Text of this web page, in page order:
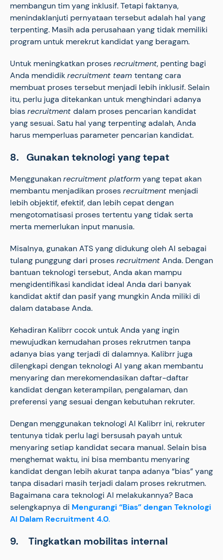
membangun tim yang inklusif. Tetapi faktanya,
menindaklanjuti pernyataan tersebut adalah hal yang
terpenting. Masih ada perusahaan yang tidak memiliki
program untuk merekrut kandidat yang beragam.
Untuk meningkatkan prosesrecruitment, penting bagi
Anda mendidikrecruitment team tentang cara
membuat proses tersebut menjadi lebih inklusif. Selain
itu, perlu juga ditekankan untuk menghindari adanya
biasrecruitment dalam proses pencarian kandidat
yang sesuai. Satu hal yang terpenting adalah, Anda
harus memperluas parameter pencarian kandidat.
8. Gunakan teknologi yang tepat
Menggunakanrecruitment platformyang tepat akan
membantu menjadikan prosesrecruitment menjadi
lebih objektif, efektif, dan lebih cepat dengan
mengotomatisasi proses tertentu yang tidak serta
merta memerlukan input manusia.
Misalnya, gunakan ATS yang didukung oleh Al sebagai
tulang punggung dari prosesrecruitment Anda. Dengan
bantuan teknologi tersebut, Anda akan mampu
mengidentifikasi kandidat ideal Anda dari banyak
kandidat aktif dan pasif yang mungkin Anda miliki di
dalam database Anda.
Kehadiran Kalibrr cocok untuk Anda yang ingin
mewujudkan kemudahan proses rekrutmen tanpa
adanya bias yang terjadi di dalamnya. Kalibrr juga
dilengkapi dengan teknologi Al yang akan membantu
menyaring dan merekomendasikan daftar-daftar
kandidat dengan keterampilan, pengalaman, dan
preferensi yang sesuai dengan kebutuhan rekruter.
Dengan menggunakan teknologi Al Kalibrr ini, rekruter
tentunya tidak perlu lagi bersusah payah untuk
menyaring setiap kandidat secara manual. Selain bisa
menghemat waktu, ini bisa membantu menyaring
kandidat dengan lebih akurat tanpa adanya “bias” yang
tanpa disadari masih terjadi dalam proses rekrutmen.
Bagaimana cara teknologi Al melakukannya? Baca
selengkapnya di Mengurangi “Bias” dengan Teknologi
Al Dalam Recruitment 4.0.
9. Tingkatkan mobilitas internal